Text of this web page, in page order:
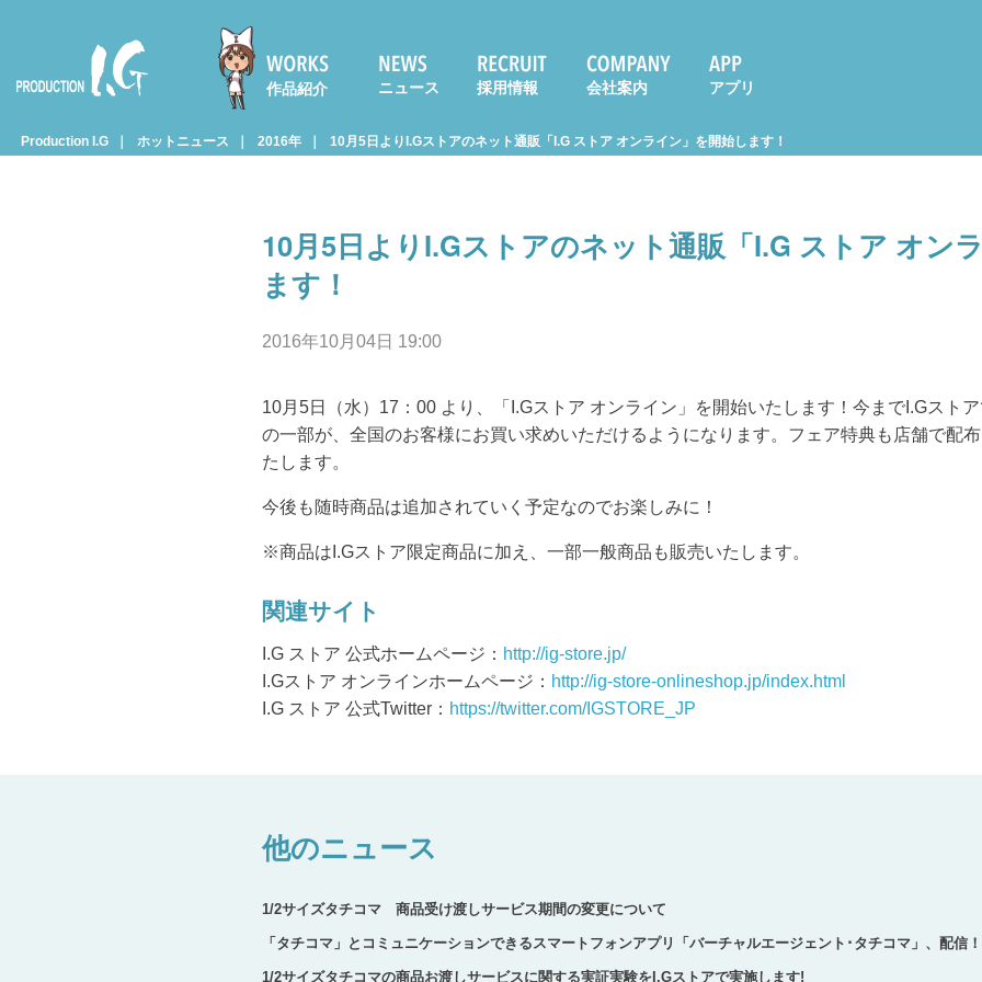
Prod
作品紹介 ニュース 採用情報 会社案内 アプリ
Production I.G ホットニュース 2016年 10月5日よりI.Gストアのネット通販「I.G ストア オンライン」を開始します！
10月5日よりI.Gストアのネット通販「I.G ストア オン
ます！
2016年10月04日 19:00
10月5日（水）17：00 より、「I.Gストア オンライン」を開始いたします！今までI.Gスト
の一部が、全国のお客様にお買い求めいただけるようになります。フェア特典も店舗で配
たします。
今後も随時商品は追加されていく予定なのでお楽しみに！
※商品はI.Gストア限定商品に加え、一部一般商品も販売いたします。
関連サイト
I.G ストア 公式ホームページ： http://ig-store.jp/
I.Gストア オンラインホームページ： http://ig-store-onlineshop.jp/index.html
I.G ストア 公式Twitter： https://twitter.com/IGSTORE_JP
他のニュース
1/2サイズタチコマ 商品受け渡しサービス期間の変更について
「タチコマ」とコミュニケーションできるスマートフォンアプリ「バーチャルエージェント･タチコマ」、配信！
1/2サイズタチコマの商品お渡しサービスに関する実証実験をI.Gストアで実施します!